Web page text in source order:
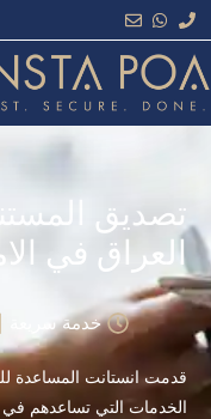
تخطي
إلى
المحتوى
تصديق
العراق في
خدمة سريعة
قدمت انستانت المساعدة
الخدمات التي تساعدهم في